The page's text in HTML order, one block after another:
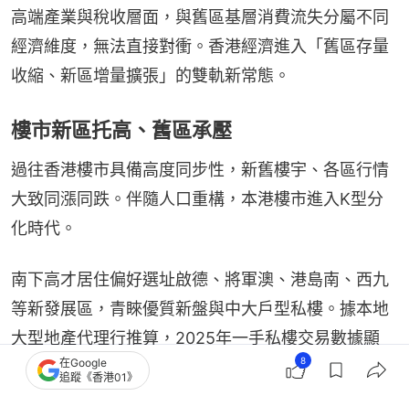
高端產業與稅收層面，與舊區基層消費流失分屬不同
經濟維度，無法直接對衝。香港經濟進入「舊區存量
收縮、新區增量擴張」的雙軌新常態。
樓市新區托高、舊區承壓
過往香港樓市具備高度同步性，新舊樓宇、各區行情
大致同漲同跌。伴隨人口重構，本港樓市進入K型分
化時代。
南下高才居住偏好選址啟德、將軍澳、港島南、西九
等新發展區，青睞優質新盤與中大戶型私樓。據本地
大型地產代理行推算，2025年一手私樓交易數據顯
示，啟德約50%買家為普通話拼音登記的新來港群
在Google
追蹤《香港01》
8